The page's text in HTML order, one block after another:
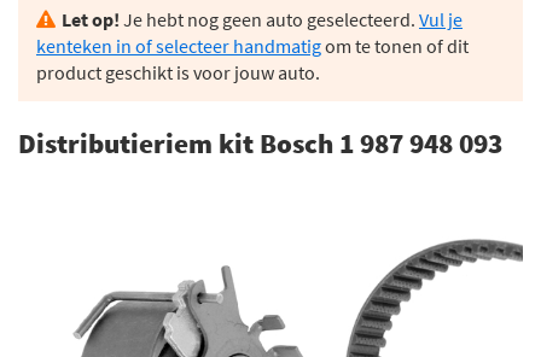
Let op! Je hebt nog geen auto geselecteerd. Vul je
kenteken in of selecteer handmatigom te tonen of dit
product geschikt is voor jouw auto.
Distributieriem kit Bosch 1 987 948 093